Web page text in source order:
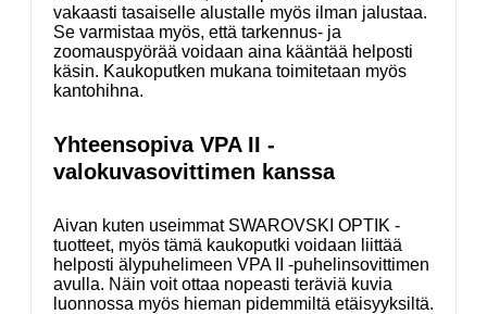
vakaasti tasaiselle alustalle myös ilman jalustaa.
Se varmistaa myös, että tarkennus- ja
zoomauspyörää voidaan aina kääntää helposti
käsin. Kaukoputken mukana toimitetaan myös
kantohihna.
Yhteensopiva VPA II -
valokuvasovittimen kanssa
Aivan kuten useimmat SWAROVSKI OPTIK -
tuotteet, myös tämä kaukoputki voidaan liittää
helposti älypuhelimeen VPA II -puhelinsovittimen
avulla. Näin voit ottaa nopeasti teräviä kuvia
luonnossa myös hieman pidemmiltä etäisyyksiltä.